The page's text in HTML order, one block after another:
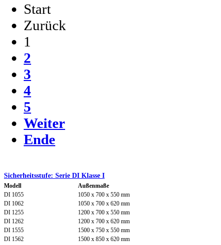
Start
Zurück
1
2
3
4
5
Weiter
Ende
Sicherheitsstufe: Serie DI Klasse I
Modell
Außenmaße
DI 1055
1050 x 700 x 550 mm
DI 1062
1050 x 700 x 620 mm
DI 1255
1200 x 700 x 550 mm
DI 1262
1200 x 700 x 620 mm
DI 1555
1500 x 750 x 550 mm
DI 1562
1500 x 850 x 620 mm